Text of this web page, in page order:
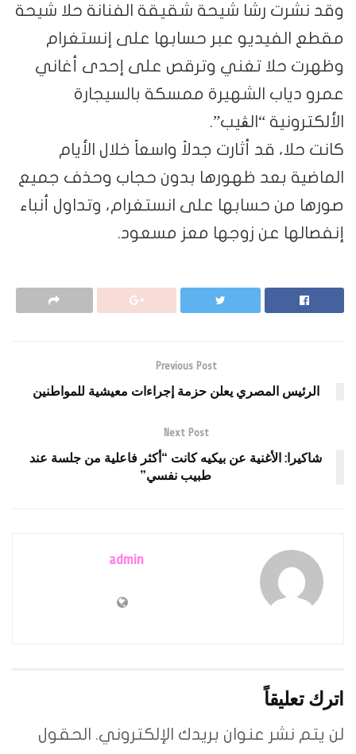
وقد نشرت رشا شيحة شقيقة الفنانة حلا شيحة
مقطع الفيديو عبر حسابها على إنستغرام
وظهرت حلا تغني وترقص على إحدى أغاني
عمرو دياب الشهيرة ممسكة بالسيجارة
الألكترونية “الڤيب”.
كانت حلا، قد أثارت جدلاً واسعاً خلال الأيام
الماضية بعد ظهورها بدون حجاب وحذف جميع
صورها من حسابها على انستغرام، وتداول أنباء
إنفصالها عن زوجها معز مسعود.
Previous Post
الرئيس المصري يعلن حزمة إجراءات معيشية للمواطنين
Next Post
شاكيرا: الأغنية عن بيكيه كانت “أكثر فاعلية من جلسة عند
طبيب نفسي”
admin
اترك تعليقاً
لن يتم نشر عنوان بريدك الإلكتروني. الحقول